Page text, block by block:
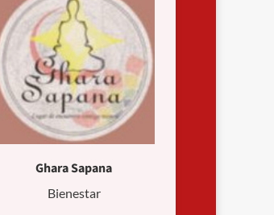
Ghara Sapana
Bienestar